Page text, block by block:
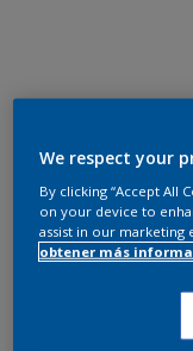
We respect your
By clicking “Accept All
on your device to
assist in our marketing
obtener más